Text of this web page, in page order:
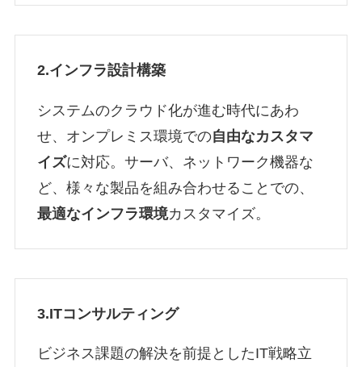
2.インフラ設計構築
システムのクラウド化が進む時代にあわ
せ、オンプレミス環境での自由なカスタマ
イズに対応。サーバ、ネットワーク機器な
ど、様々な製品を組み合わせることでの、
最適なインフラ環境カスタマイズ。
3.ITコンサルティング
ビジネス課題の解決を前提としたIT戦略立